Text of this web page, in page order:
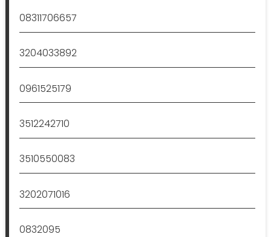
08311706657
3204033892
0961525179
3512242710
3510550083
3202071016
0832095